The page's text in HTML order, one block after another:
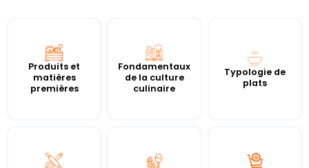
Produits et
matières
premières
Fondamentaux
de la culture
culinaire
Typologie de
plats